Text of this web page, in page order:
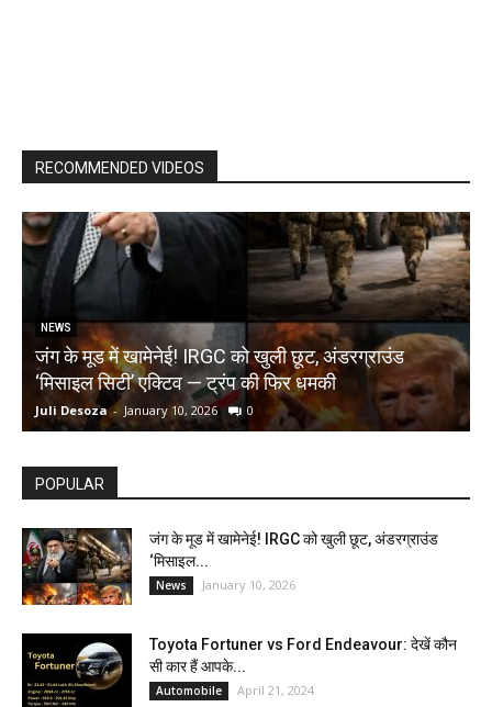
RECOMMENDED VIDEOS
NEWS
जंग के मूड में खामेनेई! IRGC को खुली छूट, अंडरग्राउंड
‘मिसाइल सिटी’ एक्टिव — ट्रंप की फिर धमकी
Juli Desoza - January 10, 2026 0
POPULAR
जंग के मूड में खामेनेई! IRGC को खुली छूट, अंडरग्राउंड
‘मिसाइल...
News January 10, 2026
Toyota Fortuner vs Ford Endeavour: देखें कौन
सी कार हैं आपके...
Automobile April 21, 2024